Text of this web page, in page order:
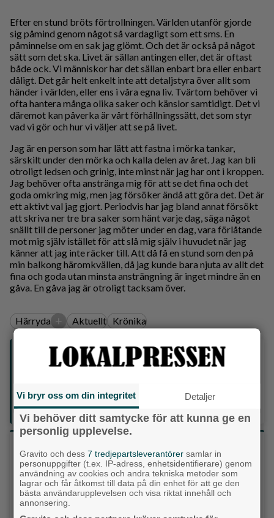
Efter en stund bröts förtrollningen. Världen utanför gjorde
sig påmind genom något så vardagligt som ett sms. En
påminnelse om en sak jag glömt. Och det är också på något
sätt som det ska. Livet är sällan antingen eller, det är oftast
både ock. Vi människor har det sällan enbart bra eller enbart
dåligt. Det går helt enkelt inte att detaljstyra över allt som
händer i världen, eller ens i våra egna liv. Tvärtom behöver vi
ofta hantera många olika saker och känslor samtidigt. Det vi
däremot kan påverka är vårt förhållningssätt, det som styr
vad vi gör och hur vi väljer att se på livet.
Jag är en person som har lätt att fastna i mörka tankar,
särskilt under den mörka och kalla delen av året. Jag kan bli
otroligt ledsen och grinig, inte minst när jag har ont i kroppen.
Jag behöver ofta anstränga mig för att se det fina och det
goda omkring mig, men jag försöker ändå att göra det. Det är
ett aktivt val jag gjort. Periodvis har jag bland annat försökt
att skriva ner tre bra saker som hänt varje dag, säga något
snällt till de personer jag möter under en dag, vara förlåtande
mot mig själv istället för att slå mig själv i huvudet när jag
känner att jag inte räcker till. Att då få en stund som den på
min balkong häromkvällen, då jag kunde bara njuta av allt det
fina och goda utan minsta ansträngning är inget mindre än en
gåva. En gåva jag är otroligt tacksam över.
Härryda + Aktuellt Krönika
Följ oss på sociala medier:
GRATIS!
Lokalpressen, på webben, i brevlådan och sociala medier.
idag?
Socialdemokraterna
Vi bryr oss om din integritet Detaljer
Vi behöver ditt samtycke för att kunna ge en
personlig upplevelse.
Gravito och dess7 tredjepartsleverantörer samlar in
personuppgifter (t.ex. IP-adress, enhetsidentifierare) genom
användning av cookies och andra tekniska metoder som
lagrar och får åtkomst till data på din enhet för att ge den
bästa användarupplevelsen och visa riktat innehåll och
annonsering.